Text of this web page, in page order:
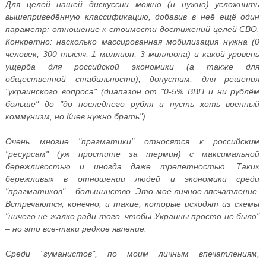
Для ‎целей‏ ‎нашей ‎дискуссии‏ ‎можно ‎(и ‎нужно) ‎усложнить
‎вышеприведённую‏ ‎классификацию,‏ ‎добавив ‎в‏ ‎неё ‎ещё‏ ‎один
‎параметр: ‎отношение ‎к ‎стоимости‏ ‎достижений‏ ‎целей‏ ‎СВО.
‎Конкретно:‏ ‎насколько ‎массированная‏ ‎мобилизация ‎нужна‏ ‎(0‏
‎человек, ‎300 ‎тысяч,‏ ‎1 ‎миллион, ‎3 ‎миллиона)‏ ‎и ‎какой‏ ‎уровень‏
‎ущерба ‎для ‎российской ‎экономики ‎(а ‎также ‎для
‎общественной‏ ‎стабильности), ‎допустим,‏ ‎для‏ ‎решения‏
‎"украинского ‎вопроса" ‎(диапазон ‎от ‎"0-5% ‎ВВП ‎и ‎ни ‎рублём‏
‎больше"‏ ‎до‏ ‎"до ‎последнего‏ ‎рубля ‎и‏ ‎пусть ‎хоть‏ ‎военный
‎коммунизм, ‎но‏ ‎Киев‏ ‎нужно ‎брать").
Очень ‎многие‏ ‎"прагматики" ‎относятся ‎к ‎российским‏
‎"ресурсам" ‎(уж‏ ‎простите‏ ‎за‏ ‎термин) ‎с ‎максимальной‏
‎бережливостью ‎и ‎иногда‏ ‎даже ‎трепетностью.‏ ‎Таких‏
‎бережливых ‎в‏ ‎отношении ‎людей‏ ‎и ‎экономики ‎среди
‎"прагматиков" ‎–‏ ‎большинство.‏ ‎Это ‎моё‏ ‎личное ‎впечатление.‏
‎Встречаются, ‎конечно, ‎и ‎такие, ‎которые‏ ‎исходят‏ ‎из‏ ‎схемы
‎"ничего‏ ‎не ‎жалко‏ ‎ради ‎того,‏ ‎чтобы‏ ‎Украины ‎просто ‎не‏ ‎было"
‎– ‎но ‎это‏ ‎все-таки ‎редкое‏ ‎явление.
Среди‏ ‎"гуманистов", ‎по ‎моим ‎личным ‎впечатлениям,